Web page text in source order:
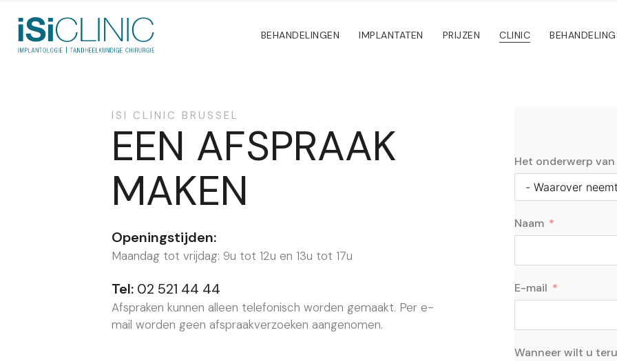
BEHANDELINGEN IMPLANTATEN PRIJZEN CLINIC
Het onderwerp
Naam
E-mail
Wanneer wilt u
ISI CLINIC BRUSSEL
EEN AFSPRAAK
MAKEN
Openingstijden:
Maandag tot vrijdag: 9u tot 12u en 13u tot 17u
Tel: 02 521 44 44
Afspraken kunnen alleen telefonisch worden gemaakt. Per e-
mail worden geen afspraakverzoeken aangenomen.